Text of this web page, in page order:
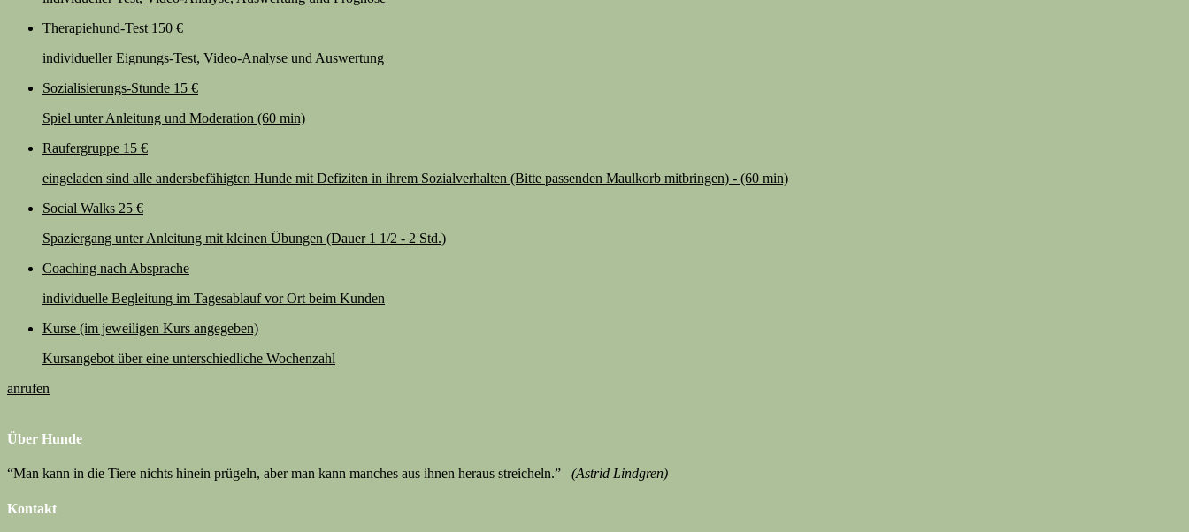
Therapiehund-Test 150 €
individueller Eignungs-Test, Video-Analyse und Auswertung
Sozialisierungs-Stunde 15 €
Spiel unter Anleitung und Moderation (60 min)
Raufergruppe 15 €
eingeladen sind alle andersbefähigten Hunde mit Defiziten in ihrem Sozialverhalten (Bitte passenden Maulkorb mitbringen) - (60 min)
Social Walks 25 €
Spaziergang unter Anleitung mit kleinen Übungen (Dauer 1 1/2 - 2 Std.)
Coaching nach Absprache
individuelle Begleitung im Tagesablauf vor Ort beim Kunden
Kurse (im jeweiligen Kurs angegeben)
Kursangebot über eine unterschiedliche Wochenzahl
anrufen
Über Hunde
“Man kann in die Tiere nichts hinein prügeln, aber man kann manches aus ihnen heraus streicheln.” (Astrid Lindgren)
Kontakt